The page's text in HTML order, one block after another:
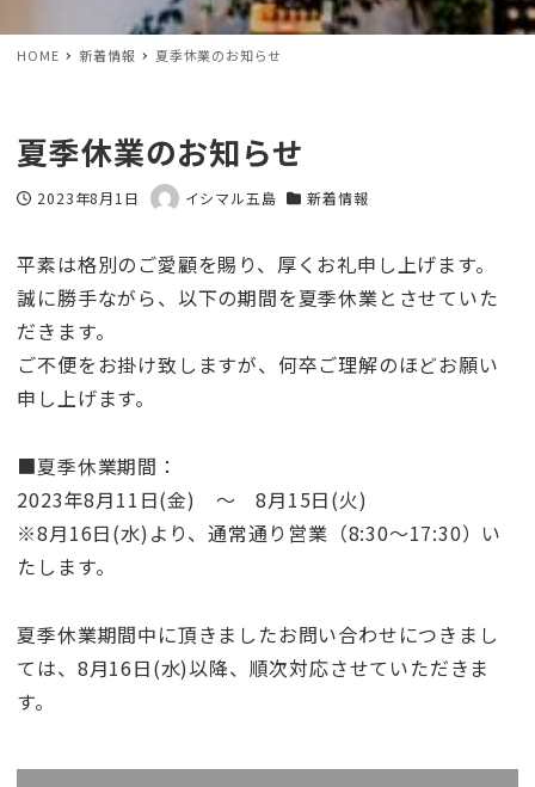
HOME 新着情報 夏季休業のお知らせ
夏季休業のお知らせ
投稿日
2023年8月1日
著
イシマル五島
カテゴリー
新着情報
平素は格別のご愛顧を賜り、厚くお礼申し上げます。
誠に勝手ながら、以下の期間を夏季休業とさせていた
だきます。
ご不便をお掛け致しますが、何卒ご理解のほどお願い
申し上げます。
■夏季休業期間：
2023年8月11日(金) ～ 8月15日(火)
※8月16日(水)より、通常通り営業（8:30〜17:30）い
たします。
夏季休業期間中に頂きましたお問い合わせにつきまし
ては、8月16日(水)以降、順次対応させていただきま
す。